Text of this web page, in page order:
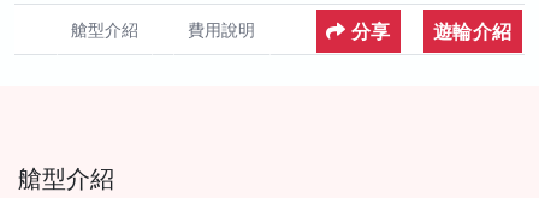
艙型介紹 費用說明 分享 遊輪介紹
艙型介紹